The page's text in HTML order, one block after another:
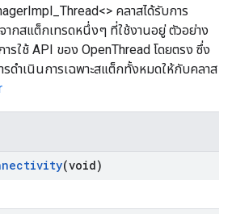
คลาสได้รับการ
ากสแต็กเทรดหนึ่งๆ ที่ใช้งานอยู่ ตัวอย่าง
ารใช้ API ของ OpenThread โดยตรง ซึ่ง
รดำเนินการเฉพาะสแต็กทั้งหมดให้กับคลาส
(void)